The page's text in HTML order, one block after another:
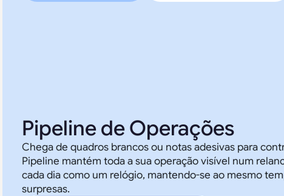
Pipeline de Operações
Chega de quadros brancos ou notas adesivas para
Pipeline mantém toda a sua operação visível num
cada dia como um relógio, mantendo-se ao mesmo
surpresas.